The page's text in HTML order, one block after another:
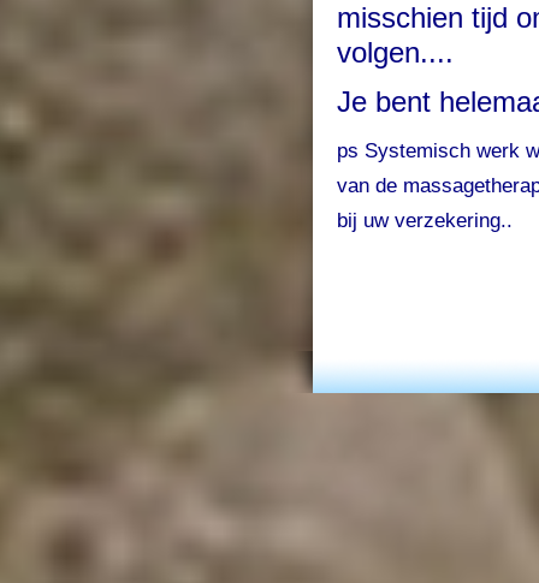
misschien tijd
volgen....
Je bent
ps Systemisch werk
van de
bij uw verzekering..